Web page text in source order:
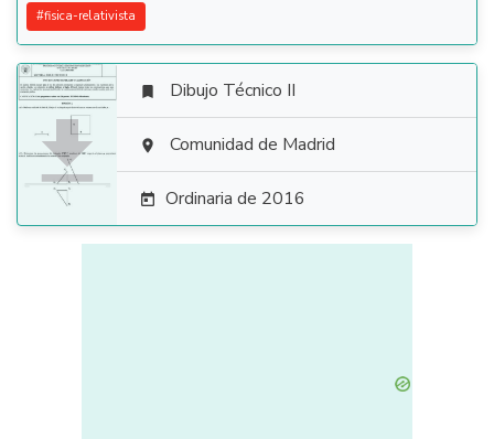
#fisica-relativista

 Dibujo Técnico II
 Comunidad de Madrid
 Ordinaria de 2016